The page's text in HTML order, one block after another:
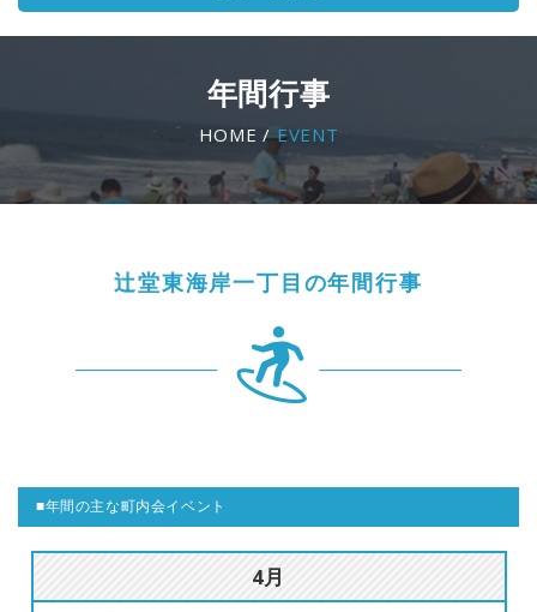
年間行事
HOME /EVENT
辻堂東海岸一丁目の年間行事
■年間の主な町内会イベント
4月